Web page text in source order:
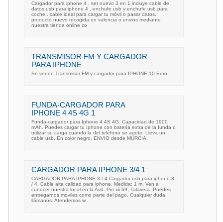
Cargador para iphone 4 , set nuevo 3 en 1 incluye cable de
datos usb para iphone 4 , enchufe usb y enchufe usb para
coche . cable ideal para cargar tu móvil o pasar datos.
producto nuevo recogida en valencia o envios mediante
nuestra tienda online co
TRANSMISOR FM Y CARGADOR
PARA IPHONE
Se vende Transmisor FM y cargador para IPHONE 10 Euro
FUNDA-CARGADOR PARA
IPHONE 4 4S 4G 1
Funda-cargador para Iphone 4 4S 4G. Capacidad de 1900
mAh. Puedes cargar tu Iphone con batería extra de la funda o
utilizar su carga cuando la del teléfono se agote. Lleva un
cable usb. En color negro. ENVIO desde MURCIA.
CARGADOR PARA IPHONE 3/4 1
CARGADOR PARA IPHONE 3 / 4 Cargador usb para iphone 3
/ 4. Cable alta calidad para iphone. Medida: 1 m. Ven a
conocer nuestra local en la Avd. Pio xii 69, Talavera. Puedes
entregarnos móviles como parte del pago. Cualquier duda,
llámanos. Atendemos w